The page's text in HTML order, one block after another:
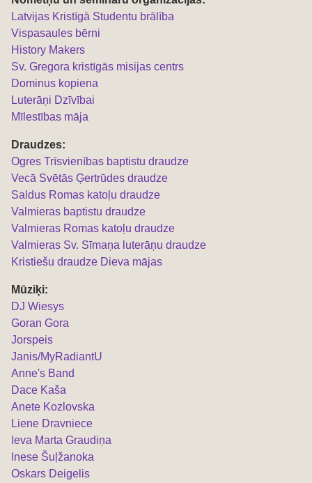
Latvijas Kristīgā Studentu brālība
Vispasaules bērni
History Makers
Sv. Gregora kristīgās misijas centrs
Dominus kopiena
Luterāņi Dzīvībai
Mīlestības māja
Draudzes:
Ogres Trīsvienības baptistu draudze
Vecā Svētās Ģertrūdes draudze
Saldus Romas katoļu draudze
Valmieras baptistu draudze
Valmieras Romas katoļu draudze
Valmieras Sv. Sīmaņa luterāņu draudze
Kristiešu draudze Dieva mājas
Mūziķi:
DJ Wiesys
Goran Gora
Jorspeis
Janis/MyRadiantU
Anne's Band
Dace Kaša
Anete Kozlovska
Liene Dravniece
Ieva Marta Graudiņa
Inese Šuļžanoka
Oskars Deigelis